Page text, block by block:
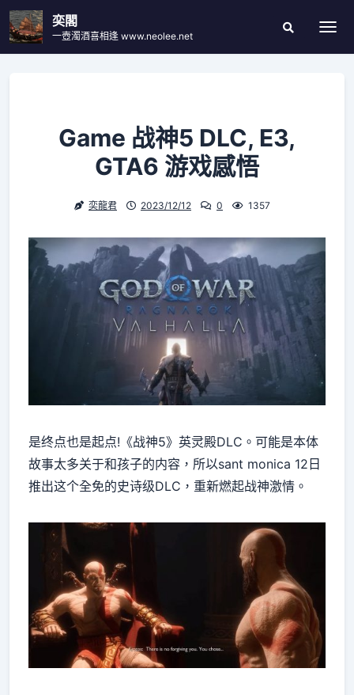
Skip
to
content
奕閣
一壺濁酒喜相逢 www.neolee.net
Game 战神5 DLC, E3,
GTA6 游戏感悟
奕龍君 2023/12/12 0 1357
是终点也是起点!《战神5》英灵殿DLC。可能是本体
故事太多关于和孩子的内容，所以sant monica 12日
推出这个全免的史诗级DLC，重新燃起战神激情。